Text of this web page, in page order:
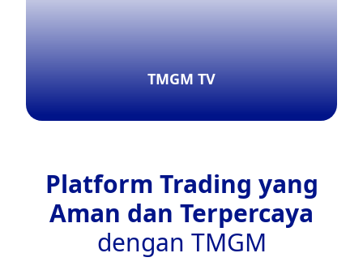
Jelajahi lebih lanjut
TMGM TV
Platform Trading yang
Aman dan Terpercaya
dengan TMGM